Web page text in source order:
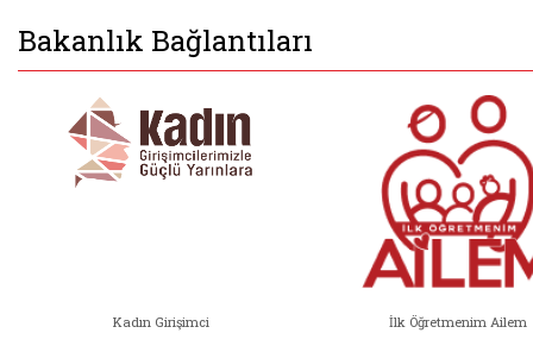
Bakanlık Bağlantıları
Kadın Girişimci İlk Öğretmenim Ailem